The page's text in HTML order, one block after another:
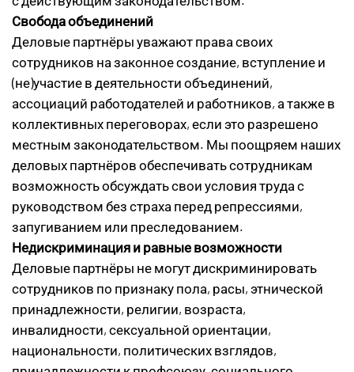
Свобода объединений
Деловые партнёры уважают права своих
сотрудников на законное создание, вступление и
(не)участие в деятельности объединений,
ассоциаций работодателей и работников, а также в
коллективных переговорах, если это разрешено
местным законодательством. Мы поощряем наших
деловых партнёров обеспечивать сотрудникам
возможность обсуждать свои условия труда с
руководством без страха перед репрессиями,
запугиванием или преследованием.
Недискриминация и равные возможности
Деловые партнёры не могут дискриминировать
сотрудников по признаку пола, расы, этнической
принадлежности, религии, возраста,
инвалидности, сексуальной ориентации,
национальности, политических взглядов,